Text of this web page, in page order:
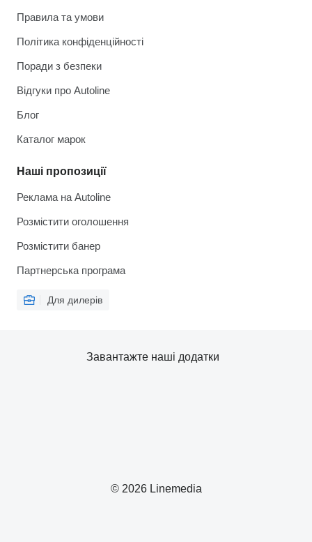
Правила та умови
Політика конфіденційності
Поради з безпеки
Відгуки про Autoline
Блог
Каталог марок
Наші пропозиції
Реклама на Autoline
Розмістити оголошення
Розмістити банер
Партнерська програма
Для дилерів
© 2026 Linemedia
Завантажте наші додатки